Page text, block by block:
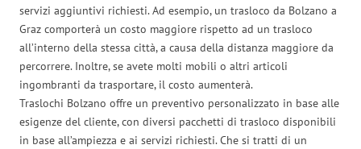
servizi aggiuntivi richiesti. Ad esempio, un trasloco da Bolzano a
Graz comporterà un costo maggiore rispetto ad un trasloco
all’interno della stessa città, a causa della distanza maggiore da
percorrere. Inoltre, se avete molti mobili o altri articoli
ingombranti da trasportare, il costo aumenterà.
Traslochi Bolzano offre un preventivo personalizzato in base alle
esigenze del cliente, con diversi pacchetti di trasloco disponibili
in base all’ampiezza e ai servizi richiesti. Che si tratti di un